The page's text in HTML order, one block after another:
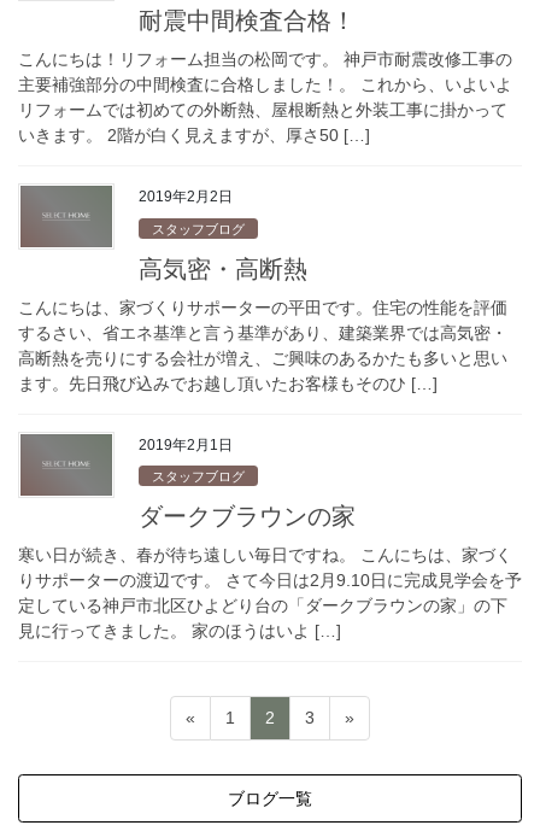
耐震中間検査合格！
こんにちは！リフォーム担当の松岡です。 神戸市耐震改修工事の
主要補強部分の中間検査に合格しました！。 これから、いよいよ
リフォームでは初めての外断熱、屋根断熱と外装工事に掛かって
いきます。 2階が白く見えますが、厚さ50 […]
2019年2月2日
スタッフブログ
高気密・高断熱
こんにちは、家づくりサポーターの平田です。住宅の性能を評価
するさい、省エネ基準と言う基準があり、建築業界では高気密・
高断熱を売りにする会社が増え、ご興味のあるかたも多いと思い
ます。先日飛び込みでお越し頂いたお客様もそのひ […]
2019年2月1日
スタッフブログ
ダークブラウンの家
寒い日が続き、春が待ち遠しい毎日ですね。 こんにちは、家づく
りサポーターの渡辺です。 さて今日は2月9.10日に完成見学会を予
定している神戸市北区ひよどり台の「ダークブラウンの家」の下
見に行ってきました。 家のほうはいよ […]
の
ペ
«
ペ
ー
ジ
1
ペ
ー
ジ
2
ペ
ー
ジ
3 »
ブログ一覧